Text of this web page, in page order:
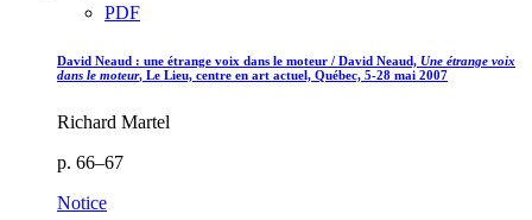
PDF
David Neaud : une étrange voix dans le moteur / David Neaud, Une étrange voix
dans le moteur, Le Lieu, centre en art actuel, Québec, 5-28 mai 2007
Richard Martel
p. 66–67
Notice